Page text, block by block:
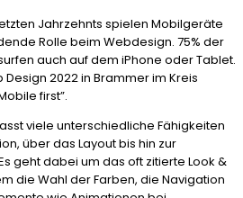
Jahrzehnts spielen Mobilgeräte
Rolle beim Webdesign. 75% der
auch auf dem iPhone oder Tablet.
Design 2022 in Brammer im Kreis
first”.
viele unterschiedliche Fähigkeiten
über das Layout bis hin zur
geht dabei um das oft zitierte Look &
die Wahl der Farben, die Navigation